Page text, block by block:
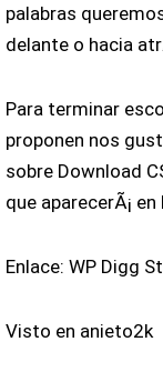
palabras
delante o hacia
Para terminar
proponen nos
sobre Download
que aparecerÃ¡
Enlace: WP Digg
Visto en anieto2k